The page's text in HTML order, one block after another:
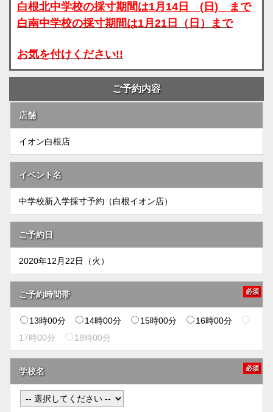
白根北中学校の採寸期間は1月14日 (日) まで
白南中学校の採寸期間は1月21日（日）まで
お気を付けください!!
ご予約内容
店舗
イオン白根店
イベント名
中学校新入学採寸予約（白根イオン店）
ご予約日
2020年12月22日（火）
必須
ご予約時間帯
13時00分 14時00分 15時00分
16時00分
17時00分
18時00分
必須
学校名